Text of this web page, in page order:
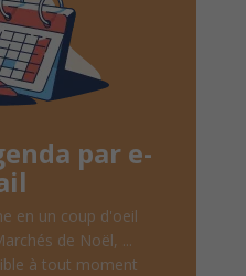
par e-
en un coup d'oeil
de Noël, ...
à tout moment